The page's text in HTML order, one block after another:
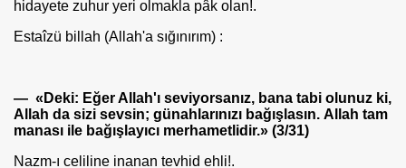
hidayete zuhur yeri olmakla pâk olan!.
Estaîzü billah (Allah'a sığınırım) :
— «Deki: Eğer Allah'ı seviyorsanız, bana tabi olunuz ki,
Allah da sizi sev­sin; günahlarınızı bağışlasın. Allah tam
manası ile bağışlayıcı merhametlidir.» (3/31)
Nazm-ı celiline inanan tevhid ehli!.